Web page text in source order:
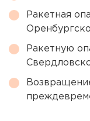
Ракетная
Ракетную